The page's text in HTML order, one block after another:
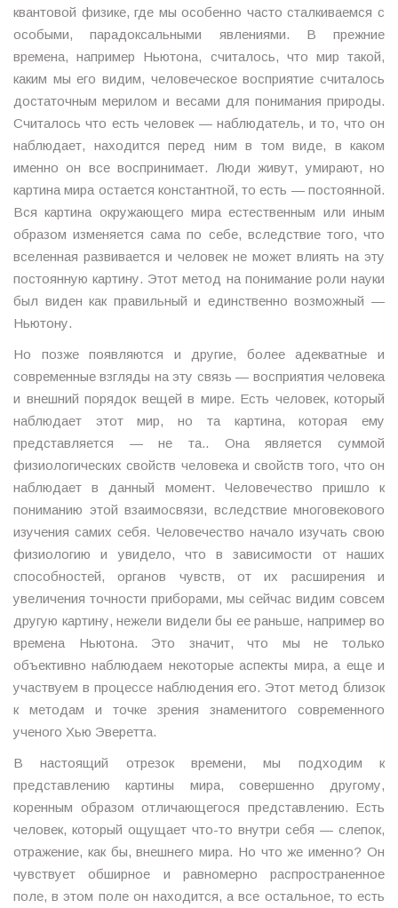
квантовой физике, где мы особенно часто сталкиваемся с
особыми, парадоксальными явлениями. В прежние
времена, например Ньютона, считалось, что мир такой,
каким мы его видим, человеческое восприятие считалось
достаточным мерилом и весами для понимания природы.
Считалось что есть человек — наблюдатель, и то, что он
наблюдает, находится перед ним в том виде, в каком
именно он все воспринимает. Люди живут, умирают, но
картина мира остается константной, то есть — постоянной.
Вся картина окружающего мира естественным или иным
образом изменяется сама по себе, вследствие того, что
вселенная развивается и человек не может влиять на эту
постоянную картину. Этот метод на понимание роли науки
был виден как правильный и единственно возможный —
Ньютону.
Но позже появляются и другие, более адекватные и
современные взгляды на эту связь — восприятия человека
и внешний порядок вещей в мире. Есть человек, который
наблюдает этот мир, но та картина, которая ему
представляется — не та.. Она является суммой
физиологических свойств человека и свойств того, что он
наблюдает в данный момент. Человечество пришло к
пониманию этой взаимосвязи, вследствие многовекового
изучения самих себя. Человечество начало изучать свою
физиологию и увидело, что в зависимости от наших
способностей, органов чувств, от их расширения и
увеличения точности приборами, мы сейчас видим совсем
другую картину, нежели видели бы ее раньше, например во
времена Ньютона. Это значит, что мы не только
объективно наблюдаем некоторые аспекты мира, а еще и
участвуем в процессе наблюдения его. Этот метод близок
к методам и точке зрения знаменитого современного
ученого Хью Эверетта.
В настоящий отрезок времени, мы подходим к
представлению картины мира, совершенно другому,
коренным образом отличающегося представлению. Есть
человек, который ощущает что-то внутри себя — слепок,
отражение, как бы, внешнего мира. Но что же именно? Он
чувствует обширное и равномерно распространенное
поле, в этом поле он находится, а все остальное, то есть